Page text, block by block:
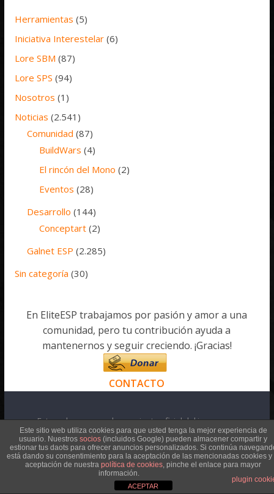
Herramientas (5)
Iniciativa Interestelar (6)
Lore SBM (87)
Lore SPS (94)
Nosotros (1)
Noticias (2.541)
Comunidad (87)
BuildWars (4)
El rincón del Mono (2)
Eventos (28)
Desarrollo (144)
Conceptart (2)
Galnet ESP (2.285)
Sin categoría (30)
En EliteESP trabajamos por pasión y amor a una
comunidad, pero tu contribución ayuda a
mantenernos y seguir creciendo. ¡Gracias!
CONTACTO
Esta web no es una herramienta oficial del juego
Elite: Dangerous y no está afiliado con Frontier
Developments ni con sus asociados. Toda la
información ofrecida está basada en información
disponible públicamente y puede no ser
completamente correcta.
Este sitio web utiliza cookies para que usted tenga la mejor experiencia de
usuario. Nuestros socios (incluidos Google) pueden almacener compartir y
estionar tus daots para ofrecer anuncios personalizados. Si continúa
está dando su consentimiento para la aceptación de las mencionadas cookies y
aceptación de nuestra política de cookies, pinche el enlace para mayor
información.
plugin
ACEPTAR